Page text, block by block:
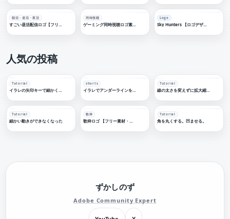
朝活・昼活・夜活
すごい昼活配信ロゴ【フリー素材・サムネ素材】
同時視聴
ゲーミング同時視聴ロゴ素材【フリー素材・サムネ素材】
Logo
Sky Hunters 【ロゴデザイン】
人気の投稿
Tutorial
イラレの矢印キーで細かく移動する
shorts
イラレでアンダーラインを引く
Tutorial
線の太さを変えずに拡大縮小する
Tutorial
細かい動きができなくなった
歌枠
歌枠ロゴ 【フリー素材・サムネ素材】
Tutorial
角を丸くする。凹ませる。
ずかしのず
Adobe Community Expert